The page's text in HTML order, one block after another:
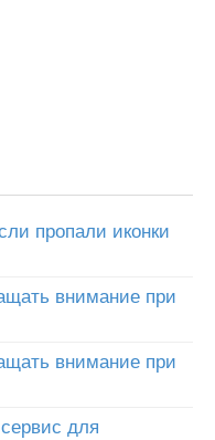
пропали иконки
внимание при
внимание при
для